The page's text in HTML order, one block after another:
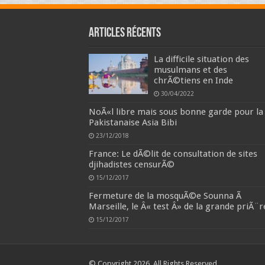
Articles récents
La difficile situation des
musulmans et des
chrÃ©tiens en Inde
30/04/2022
NoÃ«l libre mais sous bonne garde pour la
Pakistanaise Asia Bibi
23/12/2018
France: Le dÃ©lit de consultation de sites
djihadistes censurÃ©
15/12/2017
Fermeture de la mosquÃ©e Sounna Ã
Marseille, le Â« test Â» de la grande
15/12/2017